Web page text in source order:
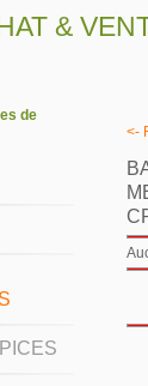
&
de
<-